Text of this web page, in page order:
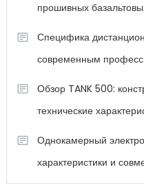
прошивных
Специфика
современным
Обзор TANK 500:
технические
Однокамерный
характеристики и